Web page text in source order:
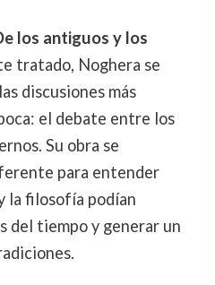
los antiguos y los
tratado, Noghera se
discusiones más
el debate entre los
Su obra se
para entender
la filosofía podían
del tiempo y generar un